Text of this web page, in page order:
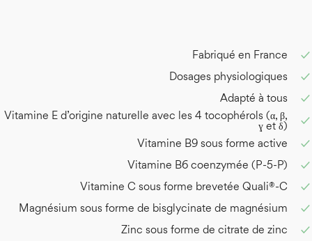
Med. 2004 Nov 22;164(21):2335-42.
Ingrid Goh et al. Prenatal multivitamin
Aug;28(8):680-689. https://
Rautiainen et al. Multivitamin use and the
Nov;92(5):1251-6. https://
McAnlis et al. Absorption and
https://www.ncbi.nlm.nih.gov/pubmed/
Egert et al. Quercetin reduces systolic
high-cardiovascular disease risk
Fabriqué en France ✓
Dosages physiologiques ✓
Adapté à tous
✓
Vitamine E d’origine naturelle avec les 4 tocophérols (α, β,
ɣ et δ)
✓
Vitamine B9 sous forme active ✓
Vitamine B6 coenzymée (P-5-P) ✓
Vitamine C sous forme brevetée Quali®-C ✓
Magnésium sous forme de bisglycinate de magnésium ✓
Zinc sous forme de citrate de zinc ✓